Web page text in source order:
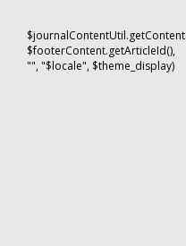
$footerContent.getArticleId(),
"", "$locale", $theme_display)